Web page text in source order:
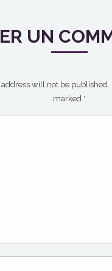
UN
will not be published.
marked *